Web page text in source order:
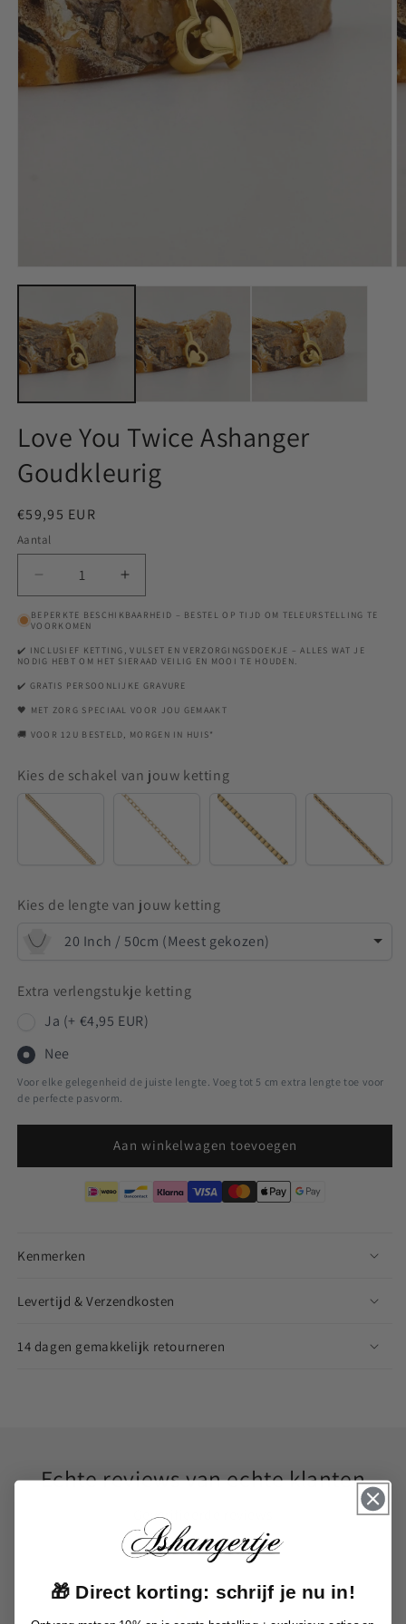
Love You Twice Ashanger
Goudkleurig
Normale
prijs
€59,95 EUR
Aantal
Aantal
verlagen
voor
You
Goudkleurig
Aantal
verhogen
voor
You
Goudkleurig
BEPERKTE BESCHIKBAARHEID – BESTEL OP TIJD OM TELEURSTELLING TE
VOORKOMEN
✔️ INCLUSIEF KETTING, VULSET EN VERZORGINGSDOEKJE – ALLES WAT JE
NODIG HEBT OM HET SIERAAD VEILIG EN MOOI TE HOUDEN.
✔️ GRATIS PERSOONLIJKE GRAVURE
🖤 MET ZORG SPECIAAL VOOR JOU GEMAAKT
🚚 VOOR 12U BESTELD, MORGEN IN HUIS*
Kies de schakel van jouw ketting
Venetian
Kies de lengte van jouw ketting
20 Inch / 50cm (Meest gekozen)
Extra verlengstukje ketting
Ja (+ €4,95 EUR)
Nee
Voor elke gelegenheid de juiste lengte. Voeg tot 5 cm extra lengte toe voor
de perfecte pasvorm.
Aan winkelwagen toevoegen
Kenmerken
Levertijd & Verzendkosten
14 dagen gemakkelijk retourneren
Echte reviews van echte klanten
Geverifieerde reviews
🎁 Direct korting: schrijf je nu in!